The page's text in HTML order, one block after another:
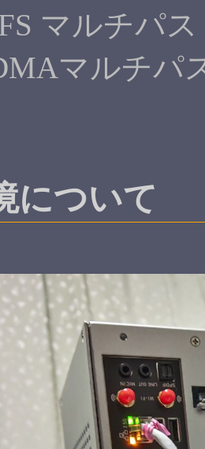
マルチパス
マルチパ
について